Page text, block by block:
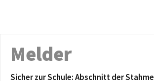
Melder
Sicher zur Schule: Abschnitt der